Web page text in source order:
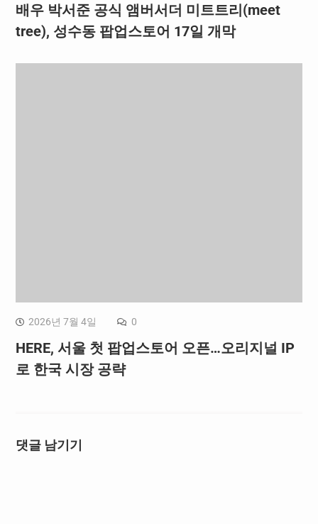
배우 박서준 공식 앰버서더 미트트리(meet
tree), 성수동 팝업스토어 17일 개막
2026년 7월 4일 0
HERE, 서울 첫 팝업스토어 오픈…오리지널 IP
로 한국 시장 공략
댓글 남기기